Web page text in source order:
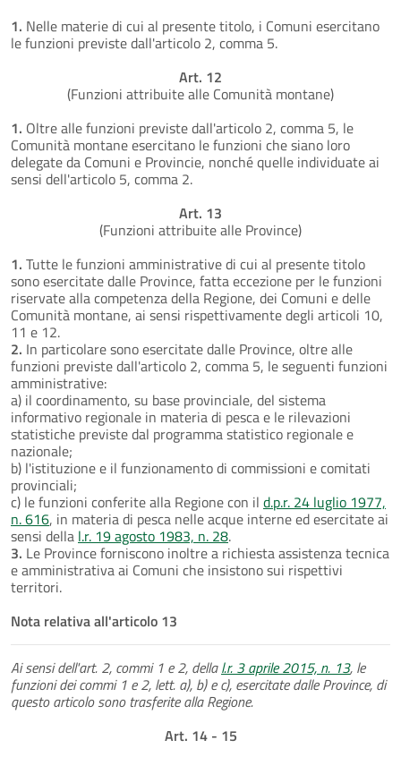
1. Nelle materie di cui al presente titolo, i Comuni esercitano
le funzioni previste dall'articolo 2, comma 5.
Art. 12
(Funzioni attribuite alle Comunità montane)
1. Oltre alle funzioni previste dall'articolo 2, comma 5, le
Comunità montane esercitano le funzioni che siano loro
delegate da Comuni e Provincie, nonché quelle individuate ai
sensi dell'articolo 5, comma 2.
Art. 13
(Funzioni attribuite alle Province)
1. Tutte le funzioni amministrative di cui al presente titolo
sono esercitate dalle Province, fatta eccezione per le funzioni
riservate alla competenza della Regione, dei Comuni e delle
Comunità montane, ai sensi rispettivamente degli articoli 10,
11 e 12.
2. In particolare sono esercitate dalle Province, oltre alle
funzioni previste dall'articolo 2, comma 5, le seguenti funzioni
amministrative:
a) il coordinamento, su base provinciale, del sistema
informativo regionale in materia di pesca e le rilevazioni
statistiche previste dal programma statistico regionale e
nazionale;
b) l'istituzione e il funzionamento di commissioni e comitati
provinciali;
c) le funzioni conferite alla Regione con il d.p.r. 24 luglio 1977,
n. 616, in materia di pesca nelle acque interne ed esercitate ai
sensi della l.r. 19 agosto 1983, n. 28.
3. Le Province forniscono inoltre a richiesta assistenza tecnica
e amministrativa ai Comuni che insistono sui rispettivi
territori.
Nota relativa all'articolo 13
Ai sensi dell'art. 2, commi 1 e 2, dellal.r. 3 aprile 2015, n. 13, le
funzioni dei commi 1 e 2, lett. a), b) e c), esercitate dalle Province, di
questo articolo sono trasferite alla Regione.
Art. 14 - 15